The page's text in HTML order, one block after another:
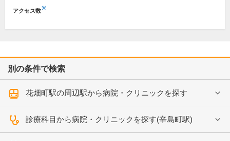
アクセス数※
別の条件で検索
花畑町駅の周辺駅から病院・クリニックを探す
診療科目から病院・クリニックを探す(辛島町駅)